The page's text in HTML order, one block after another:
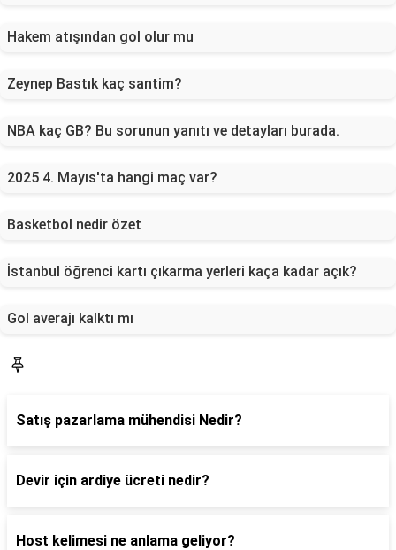
Hakem atışından gol olur mu
Zeynep Bastık kaç santim?
NBA kaç GB? Bu sorunun yanıtı ve detayları burada.
2025 4. Mayıs'ta hangi maç var?
Basketbol nedir özet
İstanbul öğrenci kartı çıkarma yerleri kaça kadar açık?
Gol averajı kalktı mı
Satış pazarlama mühendisi Nedir?
Devir için ardiye ücreti nedir?
Host kelimesi ne anlama geliyor?